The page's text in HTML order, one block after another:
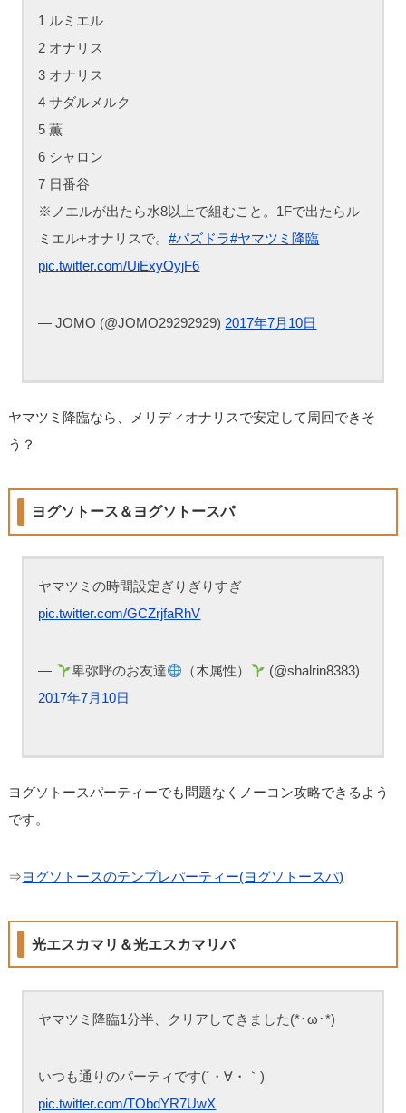
1 ルミエル
2 オナリス
3 オナリス
4 サダルメルク
5 薫
6 シャロン
7 日番谷
※ノエルが出たら水8以上で組むこと。1Fで出たらル
ミエル+オナリスで。#パズドラ#ヤマツミ降臨
pic.twitter.com/UiExyOyjF6
— JOMO (@JOMO29292929) 2017年7月10日
ヤマツミ降臨なら、メリディオナリスで安定して周回できそ
う？
ヨグソトース＆ヨグソトースパ
ヤマツミの時間設定ぎりぎりすぎ
pic.twitter.com/GCZrjfaRhV
— 卑弥呼のお友達 （木属性）
(@shalrin8383)
2017年7月10日
ヨグソトースパーティーでも問題なくノーコン攻略できるよう
です。
⇒ヨグソトースのテンプレパーティー(ヨグソトースパ)
光エスカマリ＆光エスカマリパ
ヤマツミ降臨1分半、クリアしてきました(*･ω･*)
いつも通りのパーティです(´・∀・｀)
pic.twitter.com/TObdYR7UwX